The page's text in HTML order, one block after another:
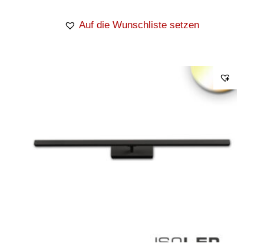
Auf die Wunschliste setzen